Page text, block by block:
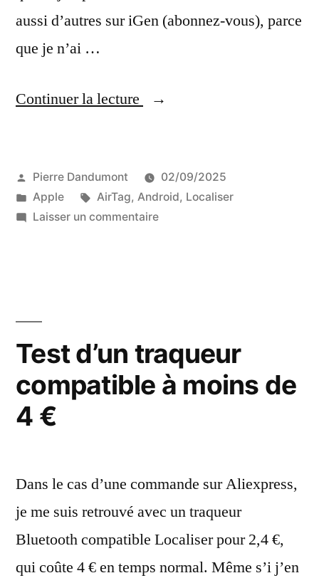
aussi d’autres sur iGen (abonnez-vous), parce
que je n’ai …
Continuer la lecture
« Tous
de
traqueurs
Publié
par
Pierre Dandumont
02/09/2025
Publié
dans
Apple Étiquettes :
AirTag, Android, Localiser
Laisser un commentairesur
et
Android
Test d’un traqueur
compatible à moins de
4 €
Dans le cas d’une commande sur Aliexpress,
je me suis retrouvé avec un traqueur
Bluetooth compatible Localiser pour 2,4 €,
qui coûte 4 € en temps normal. Même s’i j’en